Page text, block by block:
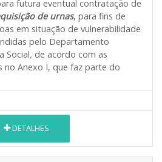
futura eventual contratação de
de urnas, para fins de
em situação de vulnerabilidade
pelo Departamento
Social, de acordo com as
no Anexo I, que faz parte do
DETALHES